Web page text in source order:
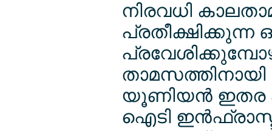
നിരവധി
പ്രതീക്ഷിക്കുന്ന
യൂണിയന്‍ ഇതര
ഐടി